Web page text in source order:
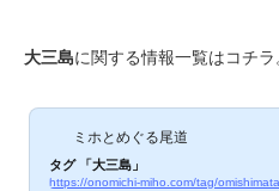
大三島に関する情報一覧はコチラ
ミホとめぐる尾道
タグ 「大三島」
https://onomichi-miho.com/tag/